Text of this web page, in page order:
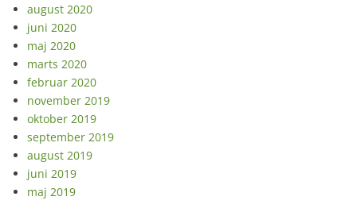
august 2020
juni 2020
maj 2020
marts 2020
februar 2020
november 2019
oktober 2019
september 2019
august 2019
juni 2019
maj 2019